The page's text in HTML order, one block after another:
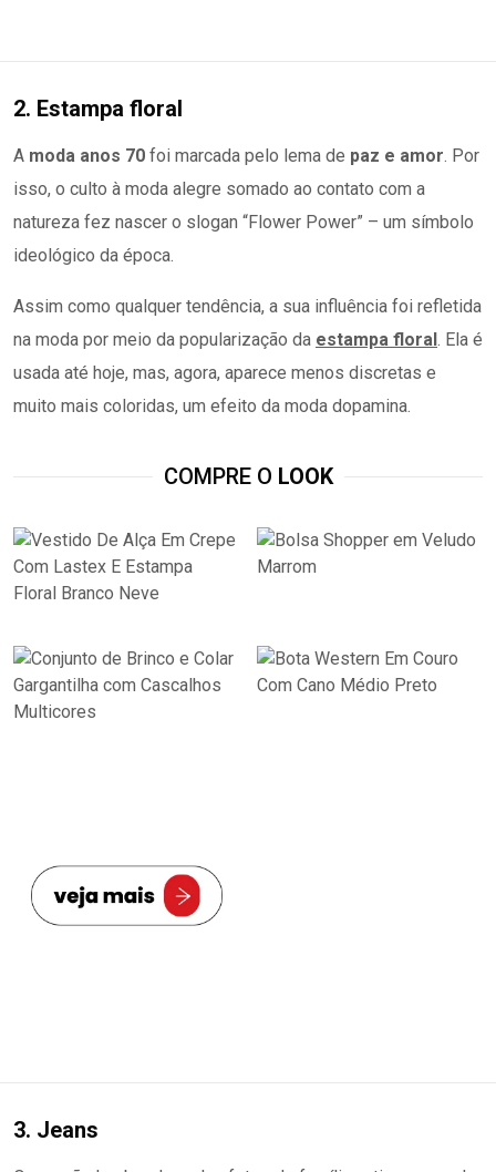
2. Estampa floral
A moda anos 70 foi marcada pelo lema de paz e amor. Por
isso, o culto à moda alegre somado ao contato com a
natureza fez nascer o slogan “Flower Power” – um símbolo
ideológico da época.
Assim como qualquer tendência, a sua influência foi refletida
na moda por meio da popularização da estampa floral . Ela é
usada até hoje, mas, agora, aparece menos discretas e
muito mais coloridas, um efeito da moda dopamina.
COMPRE O LOOK
3. Jeans